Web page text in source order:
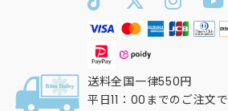
送料全国一律550円
平日11：00までのご注文で